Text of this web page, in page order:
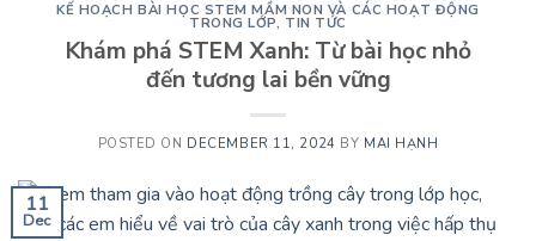
KẾ HOẠCH BÀI HỌC STEM MẦM NON VÀ CÁC HOẠT ĐỘNG
TRONG LỚP, TIN TỨC
Khám phá STEM Xanh: Từ bài học nhỏ
đến tương lai bền vững
POSTED ON DECEMBER 11, 2024 BY MAI HẠNH
11
Dec